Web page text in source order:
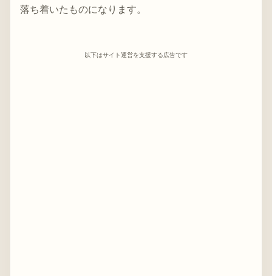
落ち着いたものになります。
以下はサイト運営を支援する広告です